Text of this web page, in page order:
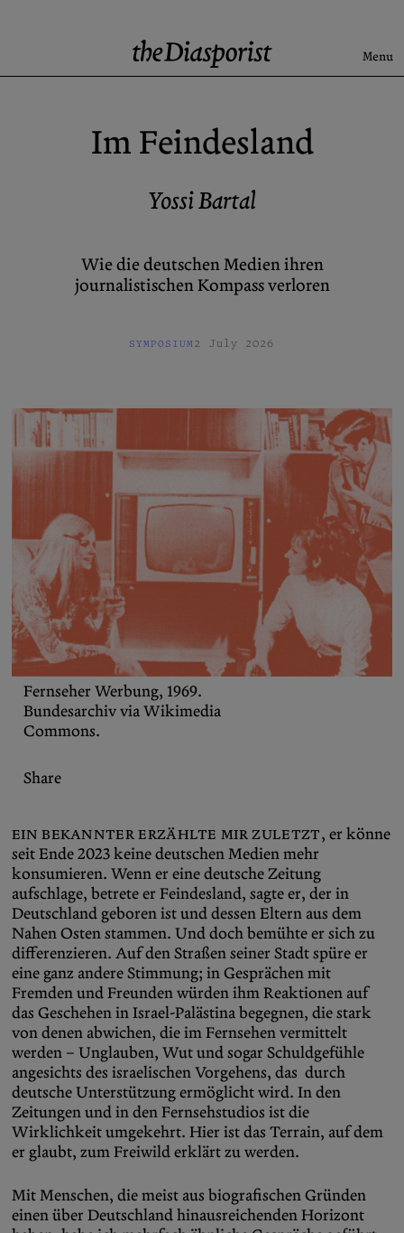
Menu
Bereichern Sie Ihren Social-Media-
Feed mit Inhalten von the Diasporist.
Folgen Sie uns auf X (Twitter) Instagram
um nichts zu verpassen.
Kontakt
Im Feindesland
Yossi Bartal
Wie die deutschen Medien ihren
journalistischen Kompass verloren
SYMPOSIUM 2 July 2026
Fernseher Werbung, 1969.
Bundesarchiv via Wikimedia
Commons.
Share
Ein Bekannter erzählte mir zuletzt, er könne
seit Ende 2023 keine deutschen Medien mehr
konsumieren. Wenn er eine deutsche Zeitung
aufschlage, betrete er Feindesland, sagte er, der in
Deutschland geboren ist und dessen Eltern aus dem
Nahen Osten stammen. Und doch bemühte er sich zu
differenzieren. Auf den Straßen seiner Stadt spüre er
eine ganz andere Stimmung; in Gesprächen mit
Fremden und Freunden würden ihm Reaktionen auf
das Geschehen in Israel-Palästina begegnen, die stark
von denen abwichen, die im Fernsehen vermittelt
werden – Unglauben, Wut und sogar Schuldgefühle
angesichts des israelischen Vorgehens, das durch
deutsche Unterstützung ermöglicht wird. In den
Zeitungen und in den Fernsehstudios ist die
Wirklichkeit umgekehrt. Hier ist das Terrain, auf dem
er glaubt, zum Freiwild erklärt zu werden.
Mit Menschen, die meist aus biografischen Gründen
einen über Deutschland hinausreichenden Horizont